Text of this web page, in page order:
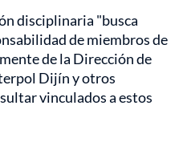
disciplinaria "busca
de miembros de
de la Dirección de
Dijín y otros
vinculados a estos